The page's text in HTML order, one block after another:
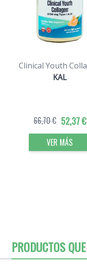
Clinical Youth
KAL
52,37 €
66,70 €
VER MÁS
PRODUCTOS